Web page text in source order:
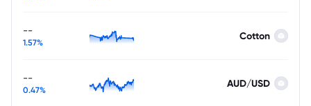
Cotton
--
1.57%
AUD/USD
--
0.47%